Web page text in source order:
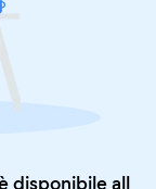
disponibile all